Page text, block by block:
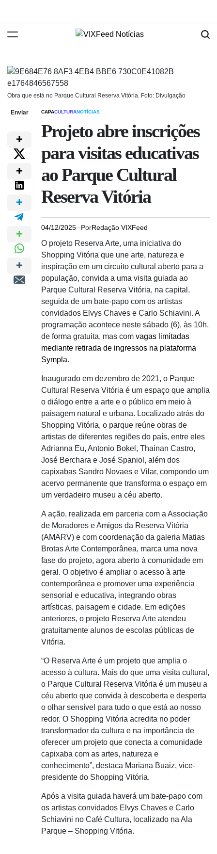
Obra que está no Parque Cultural Reserva Vitória. Foto: Divulgação
Enviar CAPACULTURANOTÍCIAS
Projeto abre inscrições
para visitas educativas
ao Parque Cultural
Reserva Vitória
04/12/2025 PorRedação VIXFeed
O projeto Reserva Arte, uma iniciativa do
Shopping Vitória que une arte, natureza e
inspiração em um circuito cultural aberto para a
população, convida a uma visita guiada ao
Parque Cultural Reserva Vitória, na capital,
seguida de um bate-papo com os artistas
convidados Elvys Chaves e Carlo Schiavini. A
programação acontece neste sábado (6), às 10h,
de forma gratuita, mas com vagas limitadas
mediante retirada de ingressos na plataforma
Sympla.
Inaugurado em dezembro de 2021, o Parque
Cultural Reserva Vitória é um espaço que amplia
o diálogo entre a arte e o público em meio à
paisagem natural e urbana. Localizado atrás do
Shopping Vitória, o parque reúne obras de
artistas de diferentes regiões do país, entre eles
Adrianna Eu, Antonio Bokel, Thainan Castro,
José Berchara e José Spaniol, além dos
capixabas Sandro Novaes e Vilar, compondo um
acervo permanente que transforma o espaço em
um verdadeiro museu a céu aberto.
A ação, realizada em parceria com a Associação
de Moradores e Amigos da Reserva Vitória
(AMARV) e com coordenação da galeria Matias
Brotas Arte Contemporânea, marca uma nova
fase do projeto, agora aberto à comunidade em
geral. O objetivo é ampliar o acesso à arte
contemporânea e promover uma experiência
sensorial e educativa, integrando obras
artísticas, paisagem e cidade. Em edições
anteriores, o projeto Reserva Arte atendeu
gratuitamente alunos de escolas públicas de
Vitória.
“O Reserva Arte é um projeto que amplia o
acesso à cultura. Mais do que uma visita cultural,
o Parque Cultural Reserva Vitória é um museu a
céu aberto que convida à descoberta e desperta
o olhar sensível para tudo o que está ao nosso
redor. O Shopping Vitória acredita no poder
transformador da cultura e na importância de
oferecer um projeto que conecta a comunidade
capixaba com as artes, natureza e
conhecimento”, destaca Mariana Buaiz, vice-
presidente do Shopping Vitória.
Após a visita guiada haverá um bate-papo com
os artistas convidados Elvys Chaves e Carlo
Schiavini no Café Cultura, localizado na Ala
Parque – Shopping Vitória.